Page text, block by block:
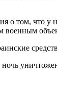
о том, что
военным